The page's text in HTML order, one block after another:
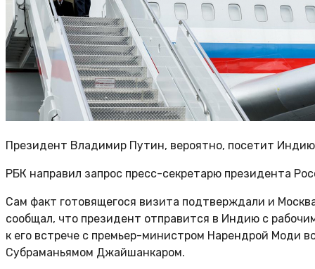
Президент Владимир Путин, вероятно, посетит
РБК направил запрос пресс-секретарю президента
Сам факт готовящегося визита подтверждали и
сообщал, что президент отправится в Индию с
к его встрече с премьер-министром Нарендрой Моди
Субраманьямом Джайшанкаром.